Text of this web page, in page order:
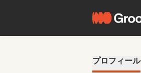
プロフィール